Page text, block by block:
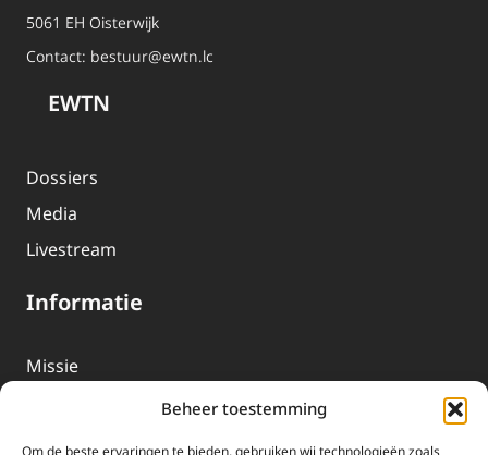
Beheer toestemming
Om de beste ervaringen te bieden, gebruiken wij technologieën zoals
5061 EH Oisterwijk
Contact: bestuur@ewtn.lc
EWTN
Dossiers
Media
Livestream
Informatie
Missie